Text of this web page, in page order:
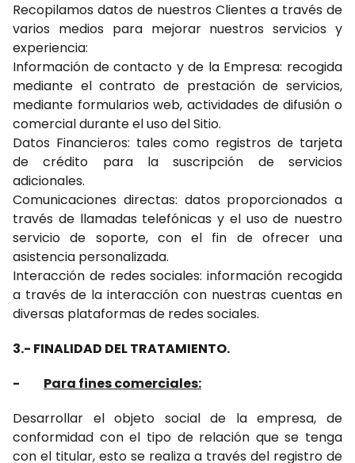
Recopilamos datos de nuestros Clientes a través de
varios medios para mejorar nuestros servicios y
experiencia:
Información de contacto y de la Empresa: recogida
mediante el contrato de prestación de servicios,
mediante formularios web, actividades de difusión o
comercial durante el uso del Sitio.
Datos Financieros: tales como registros de tarjeta
de crédito para la suscripción de servicios
adicionales.
Comunicaciones directas: datos proporcionados a
través de llamadas telefónicas y el uso de nuestro
servicio de soporte, con el fin de ofrecer una
asistencia personalizada.
Interacción de redes sociales: información recogida
a través de la interacción con nuestras cuentas en
diversas plataformas de redes sociales.
3.- FINALIDAD DEL TRATAMIENTO.
- Para fines comerciales:
Desarrollar el objeto social de la empresa, de
conformidad con el tipo de relación que se tenga
con el titular, esto se realiza a través del registro de